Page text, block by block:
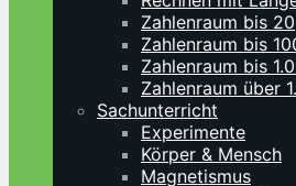
Zahlenraum bis 20
Zahlenraum bis
Zahlenraum bis
Zahlenraum über
Sachunterricht
Experimente
Körper & Mensch
Magnetismus